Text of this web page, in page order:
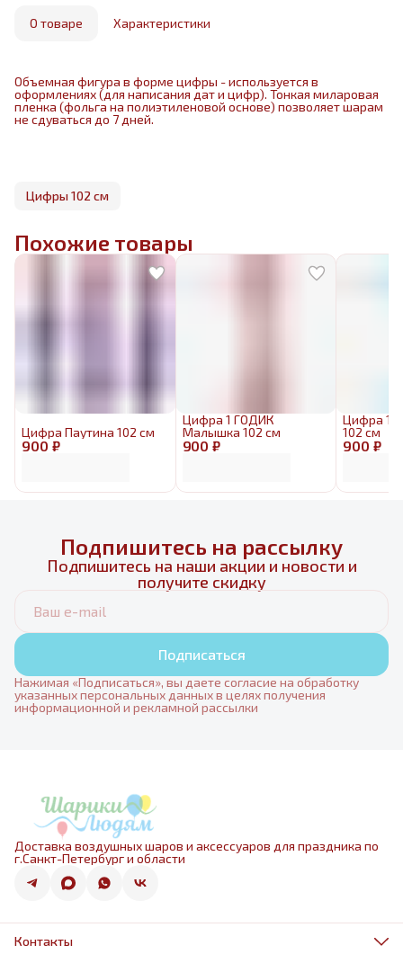
маркетплейса
О товаре Характеристики
Объемная фигура в форме цифры - используется в
оформлениях (для написания дат и цифр). Тонкая миларовая
пленка (фольга на полиэтиленовой основе) позволяет шарам
не сдуваться до 7 дней.
Цифры 102 см
Похожие товары
900 ₽
Цифра Паутина 102 см
900 ₽
Цифра 1 ГОДИК
Малышка 102 см
900 ₽
Цифра 1
102 см
Подпишитесь на рассылку
Подпишитесь на наши акции и новости и
получите скидку
Подписаться
Нажимая «Подписаться», вы даете согласие на обработку
указанных персональных данных в целях получения
информационной и рекламной рассылки
Доставка воздушных шаров и аксессуаров для праздника по
г.Санкт-Петербург и области
Контакты